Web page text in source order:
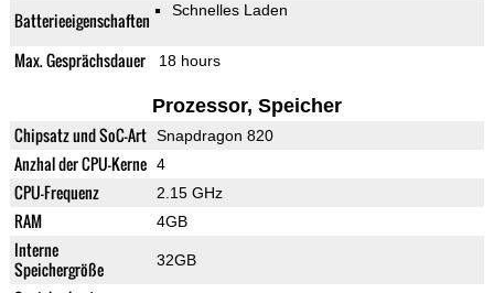
Batterieeigenschaften Schnelles Laden
Max. Gesprächsdauer 18 hours
Prozessor, Speicher
Chipsatz und SoC-Art Snapdragon 820
Anzhal der CPU-Kerne 4
CPU-Frequenz 2.15 GHz
RAM 4GB
Interne
Speichergröße
32GB